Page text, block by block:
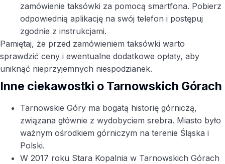
zamówienie taksówki za pomocą smartfona. Pobierz
odpowiednią aplikację na swój telefon i postępuj
zgodnie z instrukcjami.
Pamiętaj, że przed zamówieniem taksówki warto
sprawdzić ceny i ewentualne dodatkowe opłaty, aby
uniknąć nieprzyjemnych niespodzianek.
Inne ciekawostki o Tarnowskich Górach
Tarnowskie Góry ma bogatą historię górniczą,
związana głównie z wydobyciem srebra. Miasto było
ważnym ośrodkiem górniczym na terenie Śląska i
Polski.
W 2017 roku Stara Kopalnia w Tarnowskich Górach